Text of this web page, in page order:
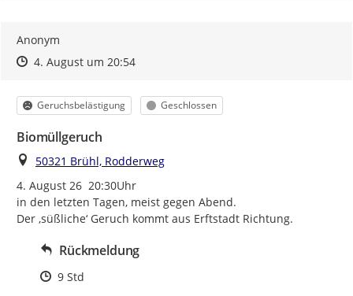
Anonym
Zeitpunkt des Erstellens
Zeitpunkt des Erstellens
4. August um 20:54Zur Äußerung
Kategorie
Geruchsbelästigung Status
Geschlossen
Biomüllgeruch
Ort
50321 Brühl, Rodderweg
4. August 26  20:30Uhr
in den letzten Tagen, meist gegen Abend.
Der ‚süßliche‘ Geruch kommt aus Erftstadt Richtung.
Rückmeldung
Zeitpunkt des Erstellens
9 Std